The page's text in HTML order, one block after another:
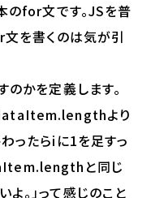
のfor文です。JSを普
を書くのは気が引
かを定義します。
より
ったらiに1を足すっ
と同じ
。」って感じのこと